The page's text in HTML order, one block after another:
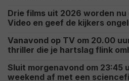
Drie films uit 2026 worden
Video en geef de kijkers
Vanavond op TV om 20.00
thriller die je hartslag flink
Sluit morgenavond om 23:45
weekend af met een